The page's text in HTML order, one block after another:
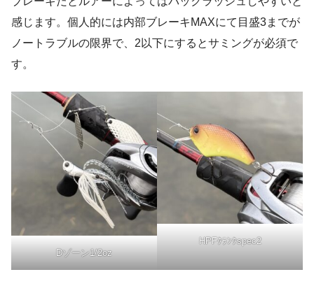
感じます。個人的には内部ブレーキMAXにて目盛3までが
ノートラブルの限界で、2以下にするとサミングが必須で
す。
Dゾーン1/2oz
HPFｸﾗﾝｸspec2